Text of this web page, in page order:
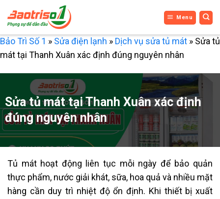
qua
nội
dung
Menu
Bảo Trì Số 1 » Sửa điện lạnh » Dịch vụ sửa tủ mát » Sửa tủ
mát tại Thanh Xuân xác định đúng nguyên nhân
Sửa tủ mát tại Thanh Xuân xác định
đúng nguyên nhân
Tủ mát hoạt động liên tục mỗi ngày để bảo quản
thực phẩm, nước giải khát, sữa, hoa quả và nhiều mặt
hàng cần duy trì nhiệt độ ổn định. Khi thiết bị xuất